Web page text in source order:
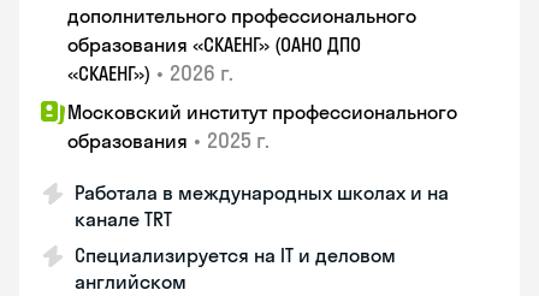
дополнительного профессионального
образования «СКАЕНГ» (ОАНО ДПО
«СКАЕНГ») • 2026 г.
Московский институт профессионального
образования • 2025 г.
Работала в международных школах и на
канале TRT
Специализируется на IT и деловом
английском